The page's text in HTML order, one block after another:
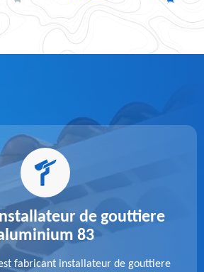
de gouttiere
83
fabricant installateur de gouttiere